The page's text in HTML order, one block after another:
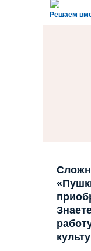
Решаем